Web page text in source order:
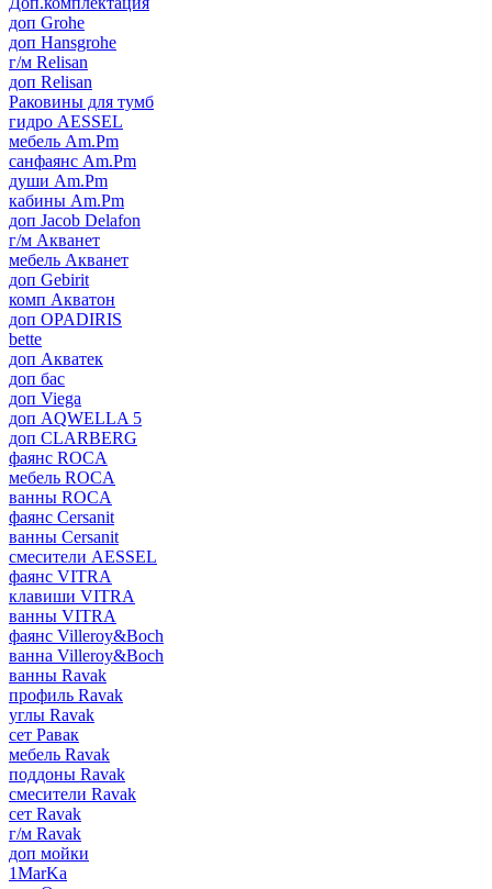
доп Grohe
доп Hansgrohe
г/м Relisan
доп Relisan
Раковины для тумб
гидро AESSEL
мебель Am.Pm
санфаянс Am.Pm
души Am.Pm
кабины Am.Pm
доп Jacob Delafon
г/м Акванет
мебель Акванет
доп Gebirit
комп Акватон
доп OPADIRIS
bette
доп Акватек
доп бас
доп Viega
доп AQWELLA 5
доп CLARBERG
фаянс ROCA
мебель ROCA
ванны ROCA
фаянс Cersanit
ванны Cersanit
смесители AESSEL
фаянс VITRA
клавиши VITRA
ванны VITRA
фаянс Villeroy&Boch
ванна Villeroy&Boch
ванны Ravak
профиль Ravak
углы Ravak
сет Равак
мебель Ravak
поддоны Ravak
смесители Ravak
сет Ravak
г/м Ravak
доп мойки
1MarKa